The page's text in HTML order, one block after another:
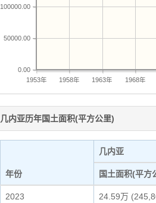
1953年 1958年 1963年 1968年
0.00
50000.00
100000.00
几内亚历年国土面积(平方公里)
年份
几内亚
国土面积(平方
2023 24.59万